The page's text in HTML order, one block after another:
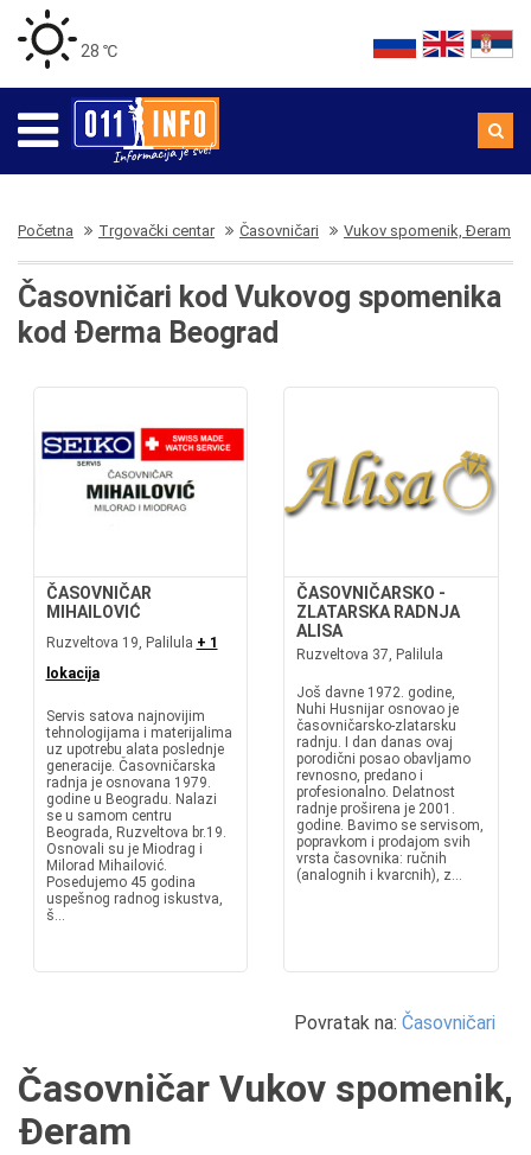
28 ℃
Početna Trgovački centar Časovničari Vukov spomenik, Đeram
Časovničari kod Vukovog spomenika
kod Đerma Beograd
ČASOVNIČAR
MIHAILOVIĆ
Ruzveltova 19, Palilula + 1
lokacija
Servis satova najnovijim
tehnologijama i materijalima
uz upotrebu alata poslednje
generacije. Časovničarska
radnja je osnovana 1979.
godine u Beogradu. Nalazi
se u samom centru
Beograda, Ruzveltova br.19.
Osnovali su je Miodrag i
Milorad Mihailović.
Posedujemo 45 godina
uspešnog radnog iskustva,
š...
ČASOVNIČARSKO -
ZLATARSKA RADNJA
ALISA
Ruzveltova 37, Palilula
Još davne 1972. godine,
Nuhi Husnijar osnovao je
časovničarsko-zlatarsku
radnju. I dan danas ovaj
porodični posao obavljamo
revnosno, predano i
profesionalno. Delatnost
radnje proširena je 2001.
godine. Bavimo se servisom,
popravkom i prodajom svih
vrsta časovnika: ručnih
(analognih i kvarcnih), z...
Povratak na: Časovničari
Časovničar Vukov spomenik,
Đeram